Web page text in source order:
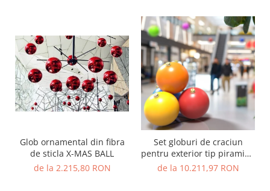
Glob ornamental din fibra
de sticla X-MAS BALL
de la 2.215,80 RON
Set globuri de craciun
pentru exterior tip piramida
din 4 Globuri - X-MAS
de la 10.211,97 RON